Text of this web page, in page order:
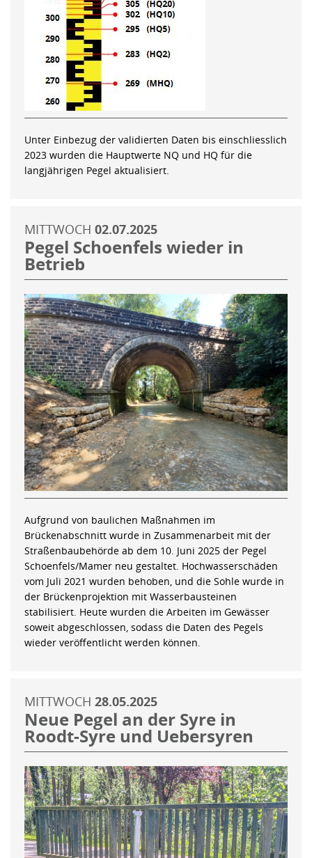
Unter Einbezug der validierten Daten bis einschliesslich
2023 wurden die Hauptwerte NQ und HQ für die
langjährigen Pegel aktualisiert.
MITTWOCH 02.07.2025
Pegel Schoenfels wieder in
Betrieb
Aufgrund von baulichen Maßnahmen im
Brückenabschnitt wurde in Zusammenarbeit mit der
Straßenbaubehörde ab dem 10. Juni 2025 der Pegel
Schoenfels/Mamer neu gestaltet. Hochwasserschäden
vom Juli 2021 wurden behoben, und die Sohle wurde in
der Brückenprojektion mit Wasserbausteinen
stabilisiert. Heute wurden die Arbeiten im Gewässer
soweit abgeschlossen, sodass die Daten des Pegels
wieder veröffentlicht werden können.
MITTWOCH 28.05.2025
Neue Pegel an der Syre in
Roodt-Syre und Uebersyren